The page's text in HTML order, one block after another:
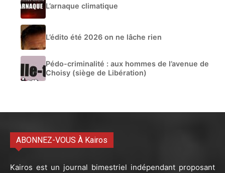
L’arnaque climatique
L’édito été 2026 on ne lâche rien
Pédo-criminalité : aux hommes de l’avenue de
Choisy (siège de Libération)
ABONNEZ-VOUS À Kairos
Kairos est un journal bimestriel indépendant proposant